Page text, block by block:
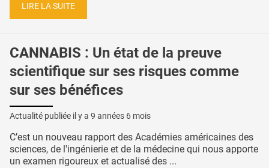
LIRE LA SUITE
CANNABIS : Un état de la preuve
scientifique sur ses risques comme
sur ses bénéfices
Actualité publiée il y a 9 années 6 mois
C’est un nouveau rapport des Académies américaines des
sciences, de l'ingénierie et de la médecine qui nous apporte
un examen rigoureux et actualisé des ...